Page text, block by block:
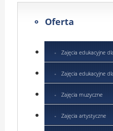
Oferta
Zajęcia edukacyjne
Zajęcia edukacyjne
Zajęcia muzyczne
Zajęcia artystyczne